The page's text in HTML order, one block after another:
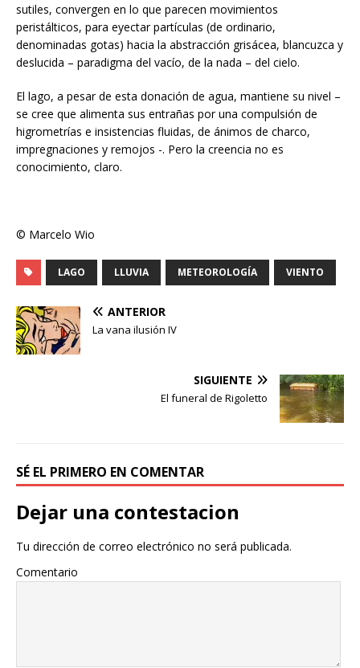
sutiles, convergen en lo que parecen movimientos
peristálticos, para eyectar partículas (de ordinario,
denominadas gotas) hacia la abstracción grisácea, blancuzca y
deslucida – paradigma del vacío, de la nada – del cielo.
El lago, a pesar de esta donación de agua, mantiene su nivel –
se cree que alimenta sus entrañas por una compulsión de
higrometrías e insistencias fluidas, de ánimos de charco,
impregnaciones y remojos -. Pero la creencia no es
conocimiento, claro.
© Marcelo Wio
LAGO LLUVIA METEOROLOGÍA VIENTO
ANTERIOR
La vana ilusión IV
SIGUIENTE
El funeral de Rigoletto
SÉ EL PRIMERO EN COMENTAR
Dejar una contestacion
Tu dirección de correo electrónico no será publicada.
Comentario